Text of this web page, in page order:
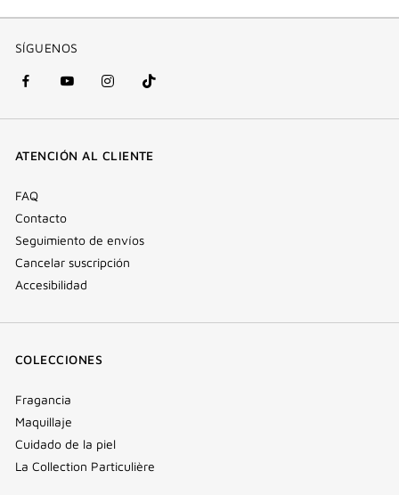
SÍGUENOS
Facebook
(nueva
YouTube
(nueva
Instagram
(nueva
Tik
Tok
ventana)
ATENCIÓN AL CLIENTE
FAQ
Contacto
Seguimiento de envíos
Cancelar suscripción
Accesibilidad
COLECCIONES
Fragancia
Maquillaje
Cuidado de la piel
La Collection Particulière